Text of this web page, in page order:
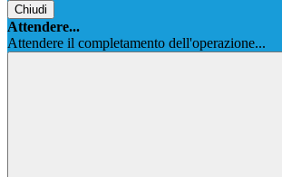
Chiudi
Attendere...
Attendere il completamento dell'operazione...